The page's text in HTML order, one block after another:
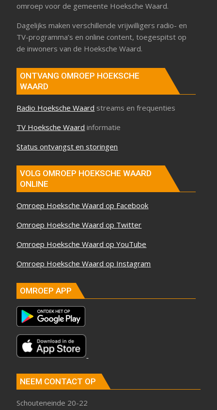
omroep voor de gemeente Hoeksche Waard.
Dagelijks maken verschillende vrijwilligers radio- en
TV-programma’s en online content, toegespitst op
de inwoners van de Hoeksche Waard.
ONTVANG OMROEP HOEKSCHE
WAARD
Radio Hoeksche Waard streams en frequenties
TV Hoeksche Waard informatie
Status ontvangst en storingen
VOLG OMROEP HOEKSCHE WAARD
ONLINE
Omroep Hoeksche Waard op Facebook
Omroep Hoeksche Waard op Twitter
Omroep Hoeksche Waard op YouTube
Omroep Hoeksche Waard op Instagram
OMROEP APP
NEEM CONTACT OP
Schouteneinde 20-22